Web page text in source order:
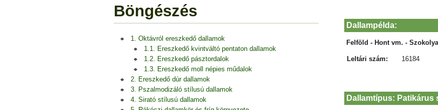
Böngészés
1. Oktávról ereszkedő dallamok
1.1. Ereszkedő kvintváltó pentaton dallamok
1.2. Ereszkedő pásztordalok
1.3. Ereszkedő moll népies műdalok
2. Ereszkedő dúr dallamok
3. Pszalmodizáló stílusú dallamok
4. Sirató stílusú dallamok
Dallampélda:
Felföld - Hont vm. - Szokolya
Leltári szám: 16184
Dallamtípus: Patikárus